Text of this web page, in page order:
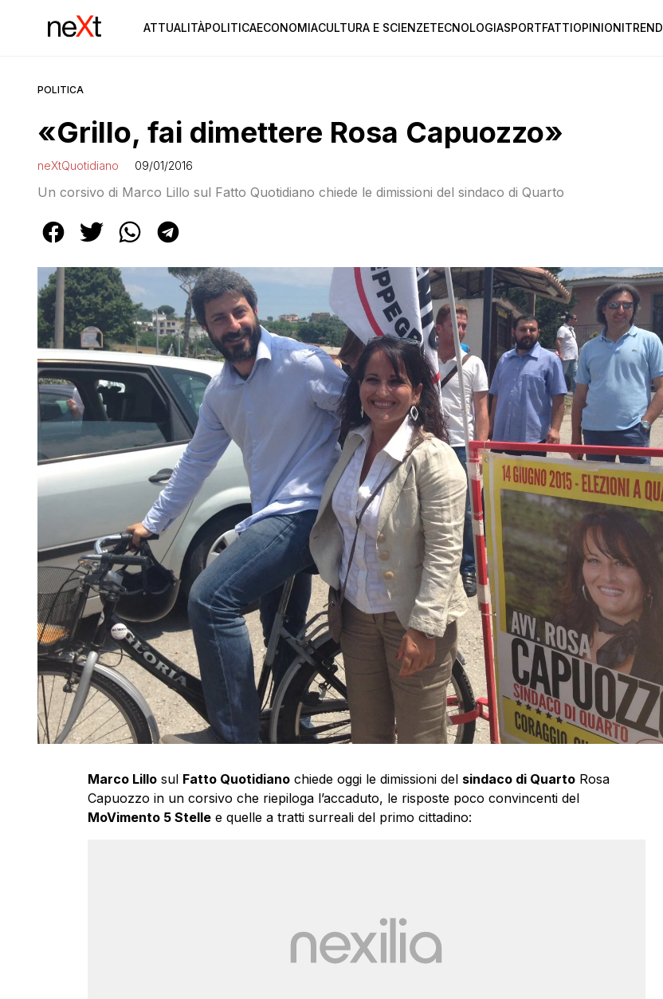
ATTUALITÀPOLITICAECONOMIACULTURA E SCIENZETECNOLOGIASPORTFATTIOPINIONITREND
POLITICA
«Grillo, fai dimettere Rosa Capuozzo»
neXtQuotidiano 09/01/2016
Un corsivo di Marco Lillo sul Fatto Quotidiano chiede le dimissioni del sindaco di Quarto
Marco Lillosul Fatto Quotidianochiede oggi le dimissioni del sindaco di QuartoRosa
Capuozzo in un corsivo che riepiloga l’accaduto, le risposte poco convincenti del
MoVimento 5 Stellee quelle a tratti surreali del primo cittadino: